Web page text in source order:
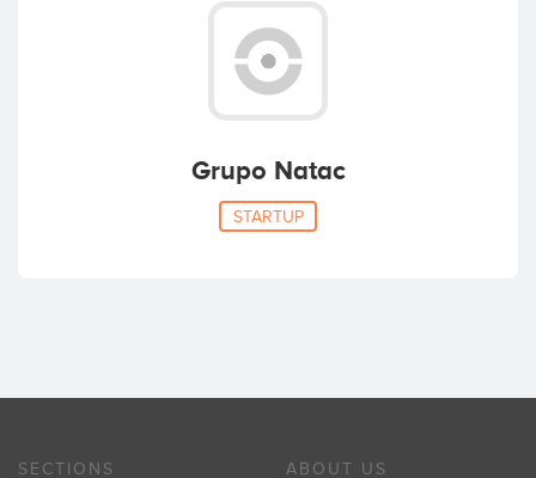
Grupo Natac
STARTUP
SECTIONS ABOUT US